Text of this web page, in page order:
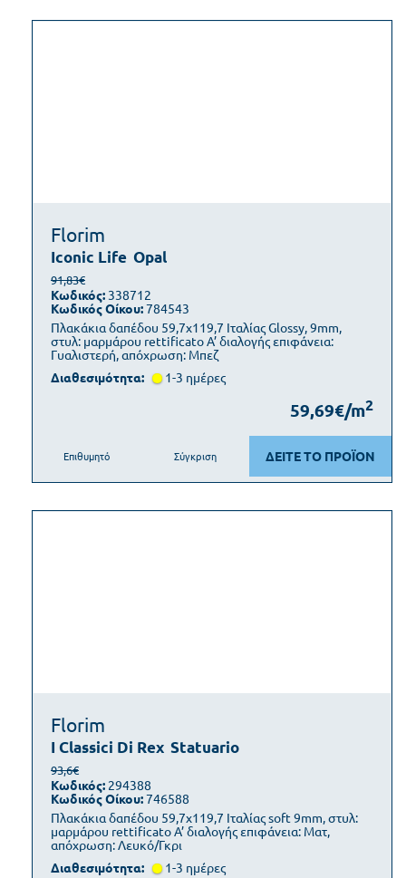
Florim
Iconic Life Opal
Πλακάκια δαπέδου 59,7x119,7 Ιταλίας Glossy, 9mm,
στυλ: μαρμάρου rettificato Α’ διαλογής επιφάνεια:
Γυαλιστερή, απόχρωση: Μπεζ
91,83€
Κωδικός: 338712
Κωδικός Οίκου:784543
Διαθεσιμότητα: 1-3 ημέρες
59,69€/m2
ΔΕΙΤΕ ΤΟ ΠΡΟΪΟΝ
Επιθυμητό Σύγκριση
Florim
I Classici Di Rex Statuario
Πλακάκια δαπέδου 59,7x119,7 Ιταλίας soft 9mm, στυλ:
μαρμάρου rettificato Α’ διαλογής επιφάνεια: Ματ,
απόχρωση: Λευκό/Γκρι
93,6€
Κωδικός: 294388
Κωδικός Οίκου:746588
Διαθεσιμότητα: 1-3 ημέρες